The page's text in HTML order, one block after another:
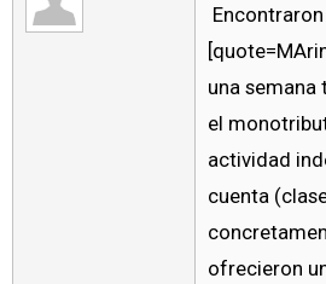
una
el
actividad
cuenta
ofrecieron